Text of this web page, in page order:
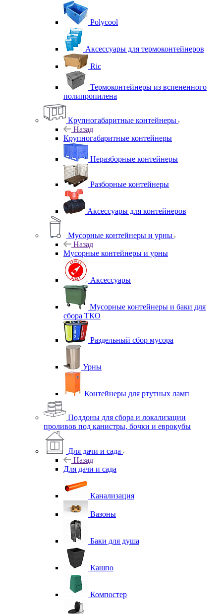
Polycool
Аксессуары для термоконтейнеров
Ric
Термоконтейнеры из вспененного
полипропилена
Крупногабаритные контейнеры
Назад
Крупногабаритные контейнеры
Неразборные контейнеры
Разборные контейнеры
Аксессуары для контейнеров
Мусорные контейнеры и урны
Назад
Мусорные контейнеры и урны
Аксессуары
Мусорные контейнеры и баки для
сбора ТКО
Раздельный сбор мусора
Урны
Контейнеры для ртутных ламп
Поддоны для сбора и локализации
проливов под канистры, бочки и еврокубы
Для дачи и сада
Назад
Для дачи и сада
Канализация
Вазоны
Баки для душа
Кашпо
Компостер